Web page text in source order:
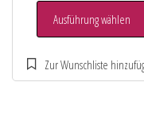
Ausführung wählen